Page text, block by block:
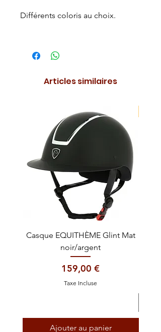
Différents coloris au choix.
Articles similaires
Casque EQUITHÈME Glint Mat
noir/argent
Prix
159,00 €
Taxe Incluse
Ajouter au panier